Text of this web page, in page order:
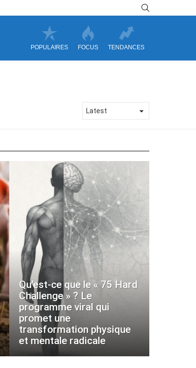
POPULAIRES FOCUS TENDANCES
Qu’est-ce que le « 75 Hard
Challenge » ? Le
programme viral qui
promet une
transformation physique
et mentale radicale